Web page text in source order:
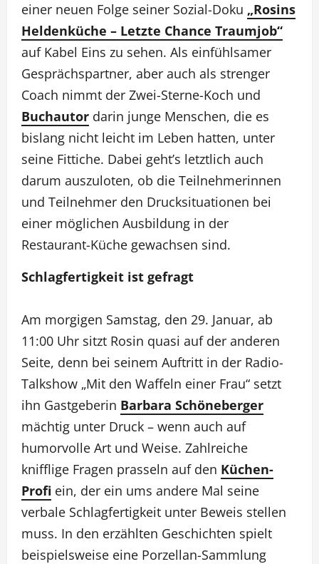
einer neuen Folge seiner Sozial-Doku „Rosins
Heldenküche – Letzte Chance Traumjob“
auf Kabel Eins zu sehen. Als einfühlsamer
Gesprächspartner, aber auch als strenger
Coach nimmt der Zwei-Sterne-Koch und
Buchautor darin junge Menschen, die es
bislang nicht leicht im Leben hatten, unter
seine Fittiche. Dabei geht’s letztlich auch
darum auszuloten, ob die Teilnehmerinnen
und Teilnehmer den Drucksituationen bei
einer möglichen Ausbildung in der
Restaurant-Küche gewachsen sind.
Schlagfertigkeit ist gefragt
Am morgigen Samstag, den 29. Januar, ab
11:00 Uhr sitzt Rosin quasi auf der anderen
Seite, denn bei seinem Auftritt in der Radio-
Talkshow „Mit den Waffeln einer Frau“ setzt
ihn Gastgeberin Barbara Schöneberger
mächtig unter Druck – wenn auch auf
humorvolle Art und Weise. Zahlreiche
knifflige Fragen prasseln auf den Küchen-
Profi ein, der ein ums andere Mal seine
verbale Schlagfertigkeit unter Beweis stellen
muss. In den erzählten Geschichten spielt
beispielsweise eine Porzellan-Sammlung